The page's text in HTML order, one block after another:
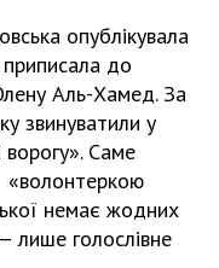
опублікувала
до
Аль-Хамед. За
звинуватили у
Саме
«волонтеркою
немає жодних
лише голослівне